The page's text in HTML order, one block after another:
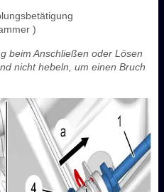
)
beim Anschließen oder Lösen
nicht hebeln, um einen Bruch